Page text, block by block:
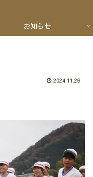
お知らせ
2024.11.26